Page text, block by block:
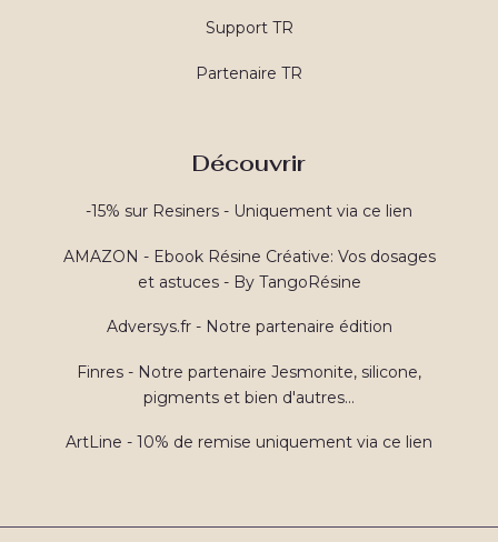
Support TR
Partenaire TR
Découvrir
-15% sur Resiners - Uniquement via ce lien
AMAZON - Ebook Résine Créative: Vos dosages
et astuces - By TangoRésine
Adversys.fr - Notre partenaire édition
Finres - Notre partenaire Jesmonite, silicone,
pigments et bien d'autres...
ArtLine - 10% de remise uniquement via ce lien